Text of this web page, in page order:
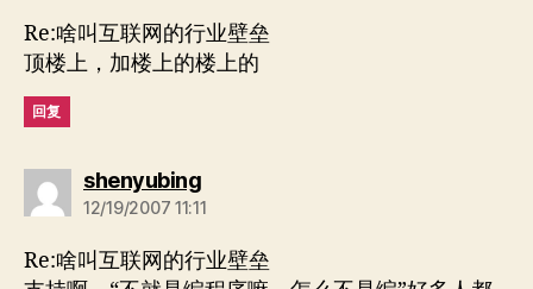
Re:啥叫互联网的行业壁垒
顶楼上，加楼上的楼上的
回复
shenyubing说：
12/19/2007 11:11
Re:啥叫互联网的行业壁垒